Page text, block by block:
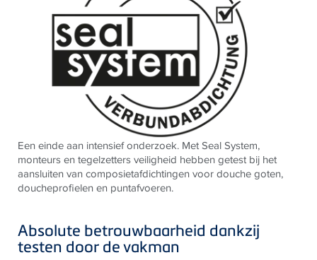
Een einde aan intensief onderzoek. Met Seal System,
monteurs en tegelzetters veiligheid hebben getest bij het
aansluiten van composietafdichtingen voor douche goten,
doucheprofielen en puntafvoeren.
Absolute betrouwbaarheid dankzij
testen door de vakman